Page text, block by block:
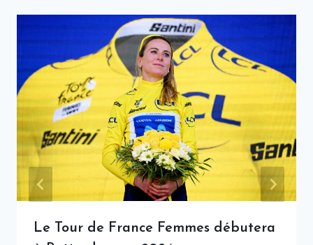
Le Tour de France Femmes débutera